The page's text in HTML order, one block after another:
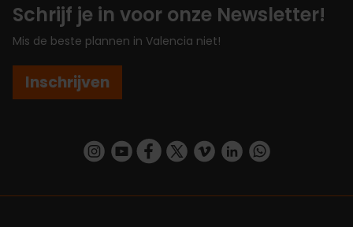
Schrijf je in voor onze Newsletter!
Mis de beste plannen in Valencia niet!
Inschrijven
https://www.instagram.com/visit_valencia/
https://www.youtube.com/user/
https://www.facebook.com/
https://twitter.com/
https://vimeo.com/
https://www.linkedin.com/company/turismo-valencia/https://api.whatsapp.com/send/